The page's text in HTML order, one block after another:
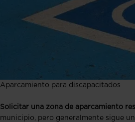
Aparcamiento para discapacitados
Solicitar una zona de aparcamiento
municipio, pero generalmente sigue